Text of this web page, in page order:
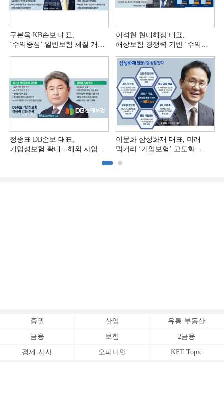
구본욱 KB손보 대표,
‘수익중심ʼ 일반보험 체질 개선
이석현 현대해상 대표,
해상보험 경쟁력 기반 ‘수익
(3)]
정종표 DB손보 대표,
기업성보험 확대…해외 사업
이문화 삼성화재 대표, 미래
먹거리 ‘기업보험’ 고도화
증권 산업 유통·부동산
금융 보험 2금융
경제·시사 오피니언 KFT Topic